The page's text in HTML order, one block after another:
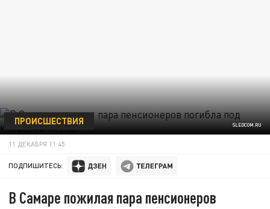
SLEDCOM.RU
ПРОИСШЕСТВИЯ
11 ДЕКАБРЯ 11:45
ПОДПИШИТЕСЬ:
В Самаре пожилая пара пенсионеров